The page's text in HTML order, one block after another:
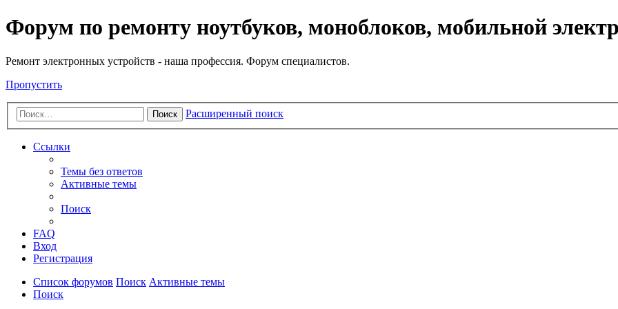
Регистрация
Форум по ремонту ноутбуков, моноблоков, мобильной
Ремонт электронных устройств - наша профессия. Форум специалистов.
Пропустить
Поиск Расширенный поиск
Ссылки
Темы без ответов
Активные темы
Поиск
FAQ
Вход
Регистрация
Список форумов Поиск Активные темы
Поиск